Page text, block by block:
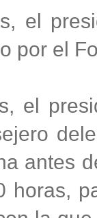
el
por el
el
antes
horas,